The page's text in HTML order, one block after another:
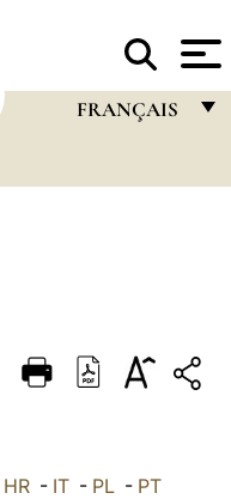
FRANÇAIS
DEUTSCH
العربيّة HR- IT- PL- PT